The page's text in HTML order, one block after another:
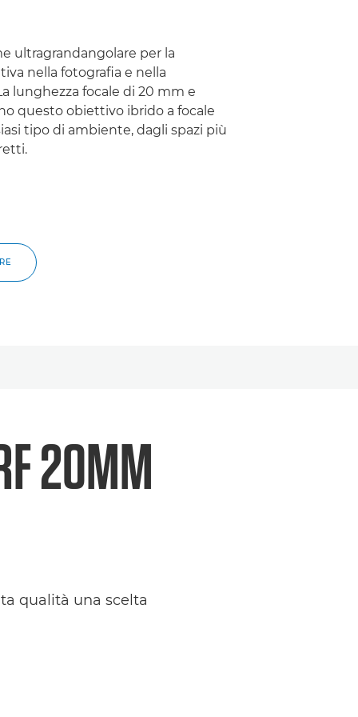
ultragrandangolare per la
nella fotografia e nella
lunghezza focale di 20 mm e
questo obiettivo ibrido a focale
tipo di ambiente, dagli spazi più
20MM
qualità una scelta